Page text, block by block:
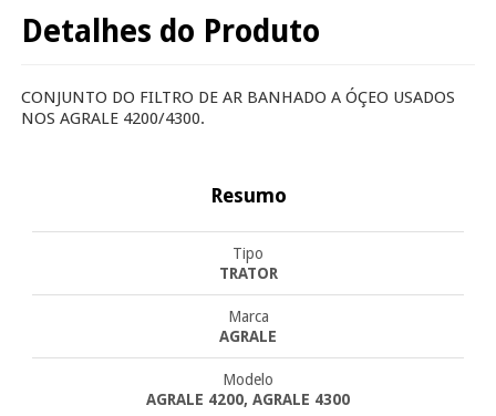
Detalhes do Produto
CONJUNTO DO FILTRO DE AR BANHADO A ÓÇEO USADOS
NOS AGRALE 4200/4300.
Resumo
Tipo
TRATOR
Marca
AGRALE
Modelo
AGRALE 4200, AGRALE 4300